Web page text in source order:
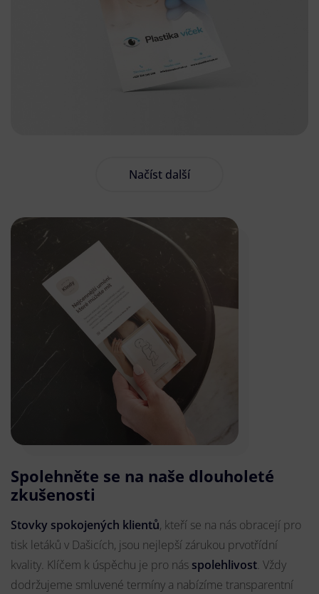
Načíst další
Spolehněte se na naše dlouholeté
zkušenosti
Stovky spokojených klientů, kteří se na nás obracejí pro
tisk letáků v Dašicích, jsou nejlepší zárukou prvotřídní
kvality. Klíčem k úspěchu je pro nás spolehlivost. Vždy
dodržujeme smluvené termíny a nabízíme transparentní